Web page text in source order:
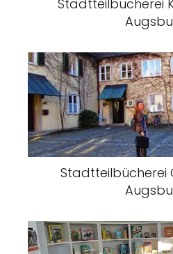
Stadtteilbücherei
Stadtteilbücherei